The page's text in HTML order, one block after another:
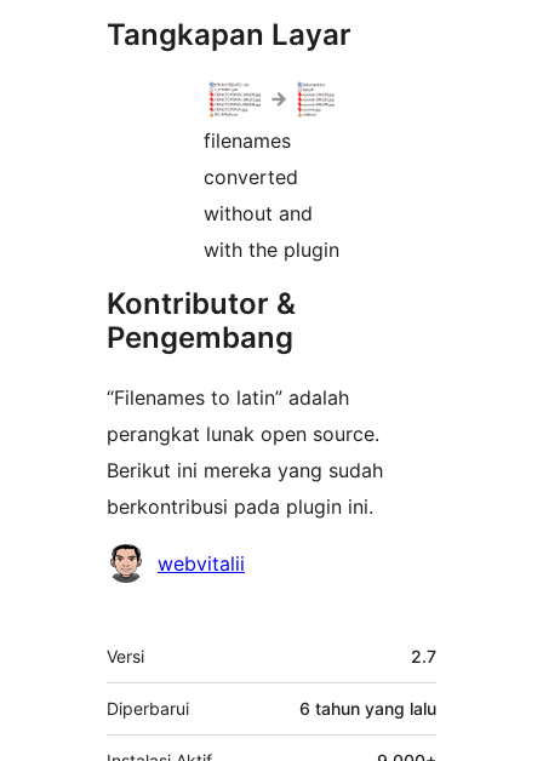
Tangkapan Layar
filenames
converted
without and
with the plugin
Kontributor &
Pengembang
“Filenames to latin” adalah
perangkat lunak open source.
Berikut ini mereka yang sudah
berkontribusi pada plugin ini.
Kontributor
webvitalii
Meta
Versi 2.7
Diperbarui 6 tahun yang lalu